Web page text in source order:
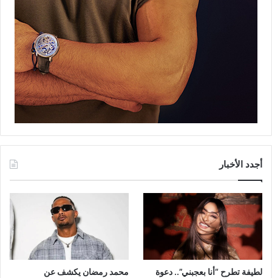
أجدد الأخبار
لطيفة تطرح “أنا بعجبني”.. دعوة
محمد رمضان يكشف عن